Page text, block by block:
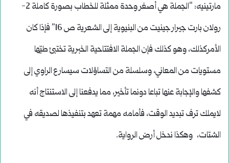
مارتينيه: “الجملة هي أصغر وحدة ممثلة للخطاب بصورة كاملة 2-
رولان بارت جيرار جينيت من البنيوية إلى الشعرية ص 16” فإذا كان
الأمركذلك، وهو كذلك فإن الجملة الافتتاحية الخبرية تختبئ طيّها
مستويات من المعاني، وسلسلة من التساؤلات سيسارع الراوي إلى
كشفها والإجابة عنها تباعا دونما تأخير، مما يدفعنا إلى الاستنتاج أنه
لايملك ترف تبديد الوقت، فأمامه مهمة تعهد بتنفيذها لصديقه في
الشتات، وهكذا ندخل أرض الرواية.